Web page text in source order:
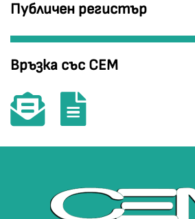
Публичен регистър
Връзка със СЕМ